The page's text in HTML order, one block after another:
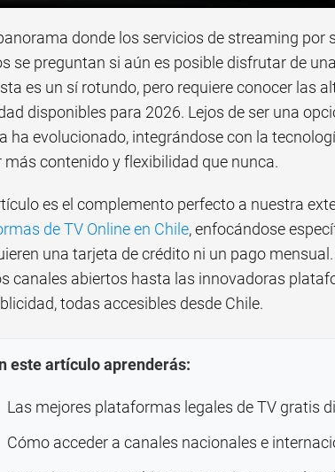
donde los servicios de streaming por
se preguntan si aún es posible disfrutar de
es un sí rotundo, pero requiere conocer las
disponibles para 2026. Lejos de ser una
ha evolucionado, integrándose con la
más contenido y flexibilidad que nunca.
es el complemento perfecto a nuestra
de TV Online en Chile, enfocándose
una tarjeta de crédito ni un pago
canales abiertos hasta las innovadoras
todas accesibles desde Chile.
este artículo aprenderás:
Las mejores plataformas legales de TV gratis
Cómo acceder a canales nacionales e